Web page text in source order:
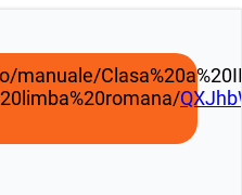
manuale/